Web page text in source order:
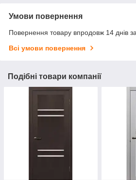
Умови повернення
Повернення товару впродовж 14 днів
Всі умови повернення
Подібні товари компанії